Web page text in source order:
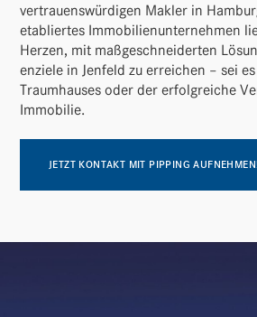
vertrau­ens­wür­digen Makler in
etabliertes Immo­bi­li­en­un­ter­nehmen
Herzen, mit maßge­schnei­derten
en­ziele in Jenfeld zu errei­chen – sei
Traum­hauses oder der erfolg­reiche
Immobilie.
JETZT KONTAKT MIT PIPPING